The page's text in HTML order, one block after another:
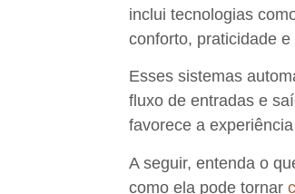
inclui tecnologias
conforto, praticidade e
Esses sistemas
fluxo de entradas e
favorece a
A seguir, entenda o
como ela pode tornar